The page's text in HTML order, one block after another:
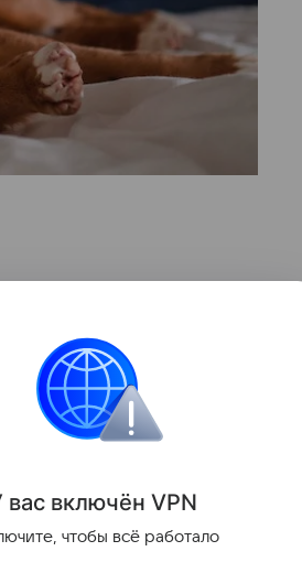
из Университета
в
в возрасте от 11 до
и дети отвечали на
ночного сна.
недель вели дневник
отмечая, как они
вас включён VPN
чтобы всё работало